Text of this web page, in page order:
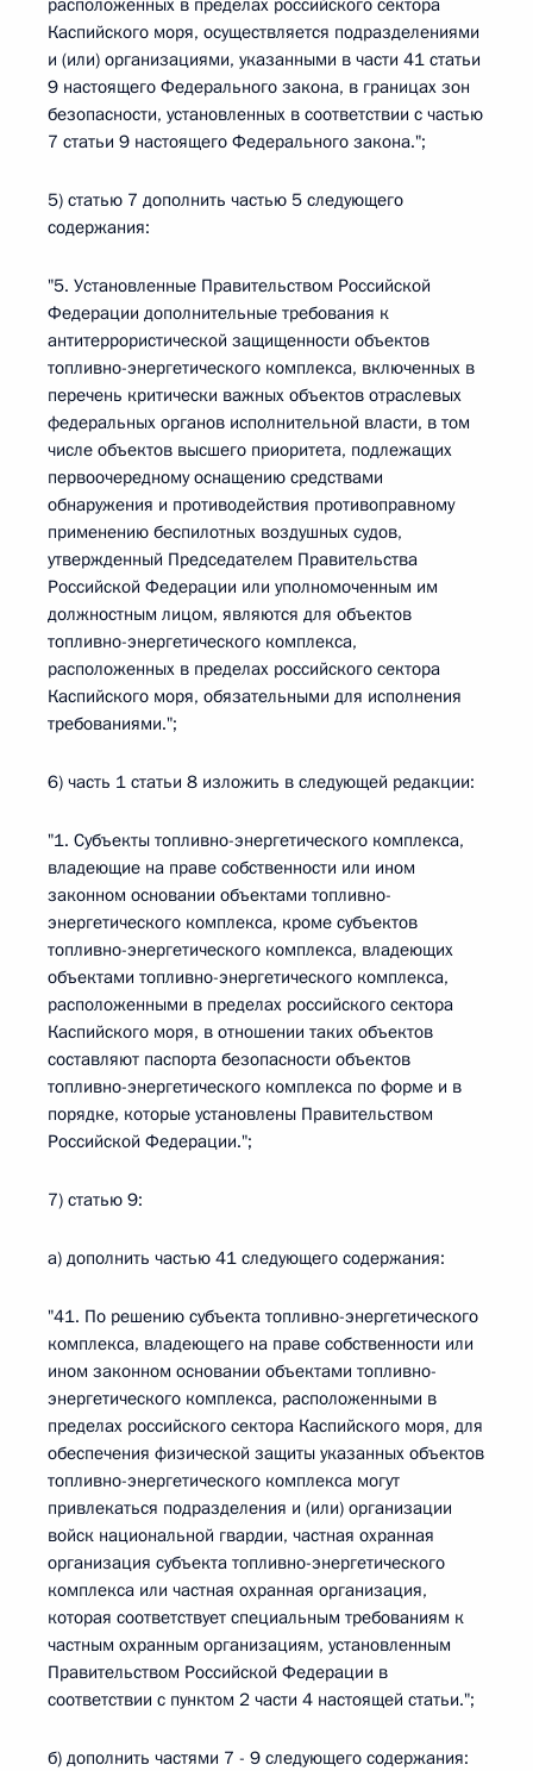
расположенных в пределах российского сектора
Каспийского моря, осуществляется подразделениями
и (или) организациями, указанными в части 41 статьи
9 настоящего Федерального закона, в границах зон
безопасности, установленных в соответствии с частью
7 статьи 9 настоящего Федерального закона.";
5) статью 7 дополнить частью 5 следующего
содержания:
"5. Установленные Правительством Российской
Федерации дополнительные требования к
антитеррористической защищенности объектов
топливно-энергетического комплекса, включенных в
перечень критически важных объектов отраслевых
федеральных органов исполнительной власти, в том
числе объектов высшего приоритета, подлежащих
первоочередному оснащению средствами
обнаружения и противодействия противоправному
применению беспилотных воздушных судов,
утвержденный Председателем Правительства
Российской Федерации или уполномоченным им
должностным лицом, являются для объектов
топливно-энергетического комплекса,
расположенных в пределах российского сектора
Каспийского моря, обязательными для исполнения
требованиями.";
6) часть 1 статьи 8 изложить в следующей редакции:
"1. Субъекты топливно-энергетического комплекса,
владеющие на праве собственности или ином
законном основании объектами топливно-
энергетического комплекса, кроме субъектов
топливно-энергетического комплекса, владеющих
объектами топливно-энергетического комплекса,
расположенными в пределах российского сектора
Каспийского моря, в отношении таких объектов
составляют паспорта безопасности объектов
топливно-энергетического комплекса по форме и в
порядке, которые установлены Правительством
Российской Федерации.";
7) статью 9:
а) дополнить частью 41 следующего содержания:
"41. По решению субъекта топливно-энергетического
комплекса, владеющего на праве собственности или
ином законном основании объектами топливно-
энергетического комплекса, расположенными в
пределах российского сектора Каспийского моря, для
обеспечения физической защиты указанных объектов
топливно-энергетического комплекса могут
привлекаться подразделения и (или) организации
войск национальной гвардии, частная охранная
организация субъекта топливно-энергетического
комплекса или частная охранная организация,
которая соответствует специальным требованиям к
частным охранным организациям, установленным
Правительством Российской Федерации в
соответствии с пунктом 2 части 4 настоящей статьи.";
б) дополнить частями 7 - 9 следующего содержания: